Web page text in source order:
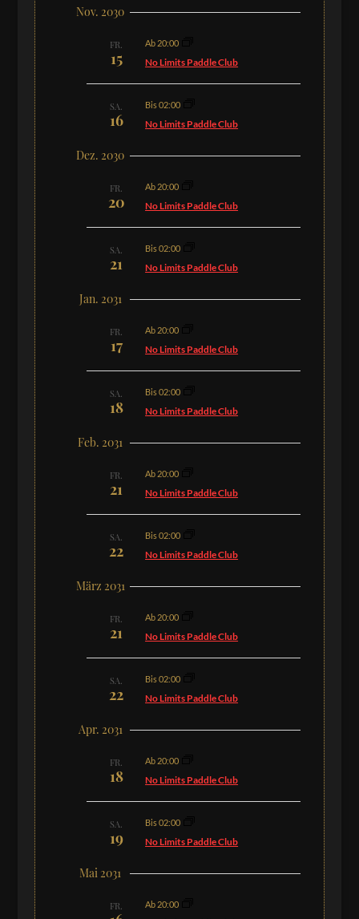
Nov. 2030
FR.
15
Ab 20:00
No Limits Paddle Club
SA.
16
Bis 02:00
No Limits Paddle Club
Dez. 2030
FR.
20
Ab 20:00
No Limits Paddle Club
SA.
21
Bis 02:00
No Limits Paddle Club
Jan. 2031
FR.
17
Ab 20:00
No Limits Paddle Club
SA.
18
Bis 02:00
No Limits Paddle Club
Feb. 2031
FR.
21
Ab 20:00
No Limits Paddle Club
SA.
22
Bis 02:00
No Limits Paddle Club
März 2031
FR.
21
Ab 20:00
No Limits Paddle Club
SA.
22
Bis 02:00
No Limits Paddle Club
Apr. 2031
FR.
18
Ab 20:00
No Limits Paddle Club
SA.
19
Bis 02:00
No Limits Paddle Club
Mai 2031
FR. Ab 20:00